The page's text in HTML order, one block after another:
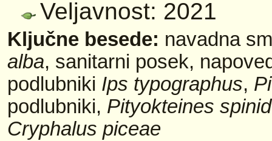
Veljavnost: 2021
Ključne besede: navadna
alba, sanitarni posek,
podlubniki Ips typographus,
podlubniki, Pityokteines
Cryphalus piceae